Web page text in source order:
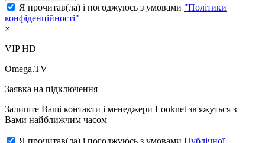
Я прочитав(ла) і погоджуюсь з умовами "Політики
конфіденційності"
×
VIP HD
Omega.TV
Заявка на підключення
Залиште Ваші контакти і менеджери Looknet зв'яжуться з
Вами найближчим часом
Я прочитав(ла) і погоджуюсь з умовами Публічної